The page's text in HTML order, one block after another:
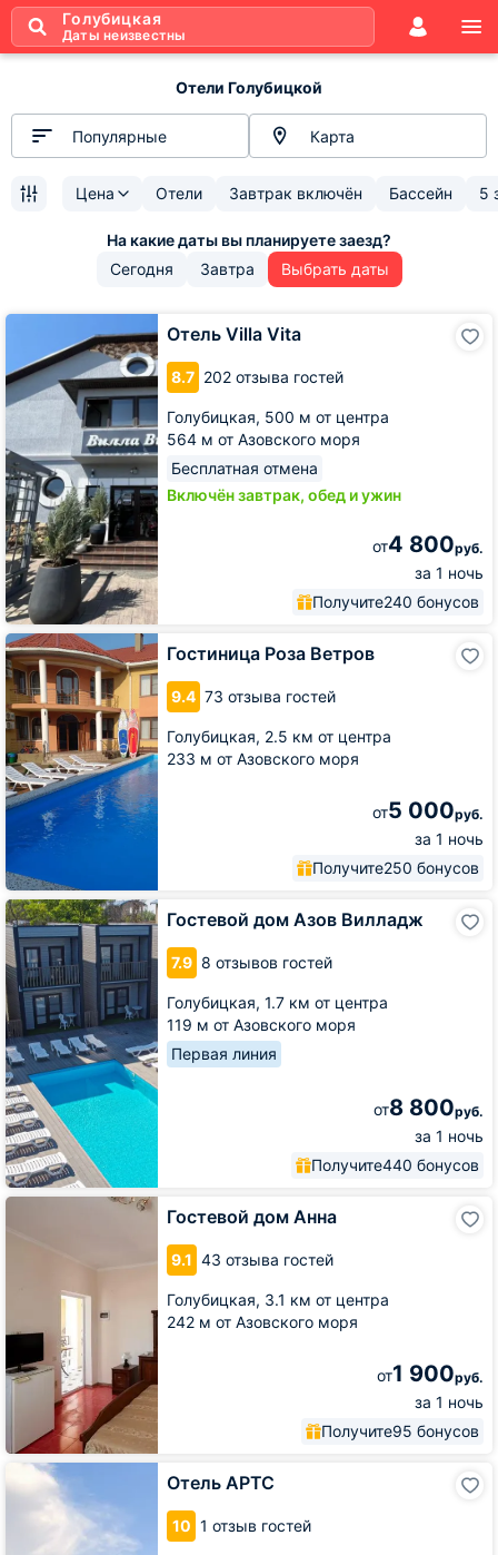
Голубицкая
Даты неизвестны
Отели Голубицкой
Популярные Карта
Цена Отели Завтрак включён Бассейн 5
Сегодня Завтра Выбрать даты
Отель Villa Vita
8.7 202 отзыва гостей
Голубицкая, 500 м от центра
564 м от Азовского моря
Бесплатная отмена
Включён завтрак, обед и ужин
от4 800руб.
за 1 ночь
Получите240 бонусов
Отель
Vita
Гостиница Роза Ветров
9.4 73 отзыва гостей
Голубицкая, 2.5 км от центра
233 м от Азовского моря
от5 000руб.
за 1 ночь
Получите250 бонусов
Гостиница
Роза
Ветров
Гостевой дом Азов Вилладж
7.9 8 отзывов гостей
Голубицкая, 1.7 км от центра
119 м от Азовского моря
Первая линия
от8 800руб.
за 1 ночь
Получите440 бонусов
Гостевой
дом
Азов
Вилладж
Гостевой дом Анна
9.1 43 отзыва гостей
Голубицкая, 3.1 км от центра
242 м от Азовского моря
от1 900руб.
за 1 ночь
Получите95 бонусов
Гостевой
Отель АРТС
10 1 отзыв гостей
Отель
АРТС